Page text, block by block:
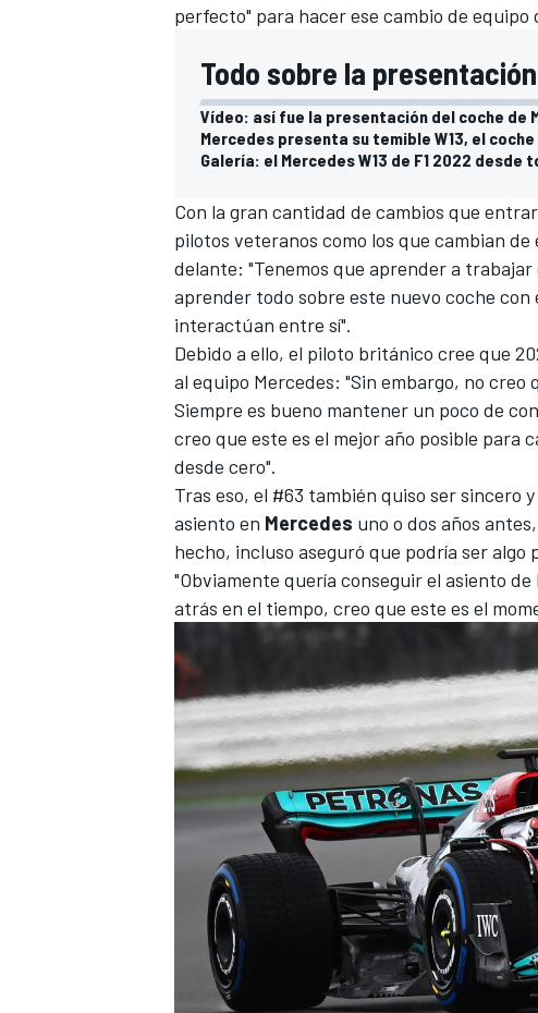
MÁS CATEGORÍAS
perfecto" para hacer ese cambio de
Todo sobre la
Vídeo: así fue la presentación del coche de
Mercedes presenta su temible W13, el
Galería: el Mercedes W13 de F1 2022 desde
Con la gran cantidad de cambios que
pilotos veteranos como los que cambian
delante: "Tenemos que aprender a
aprender todo sobre este nuevo coche con
interactúan entre sí".
Debido a ello, el piloto británico cree que
al equipo Mercedes: "Sin embargo, no
Siempre es bueno mantener un poco de
creo que este es el mejor año posible para
desde cero".
Tras eso, el #63 también quiso ser sincero
asiento en Mercedes uno o dos años
hecho, incluso aseguró que podría ser algo
"Obviamente quería conseguir el asiento
atrás en el tiempo, creo que este es el